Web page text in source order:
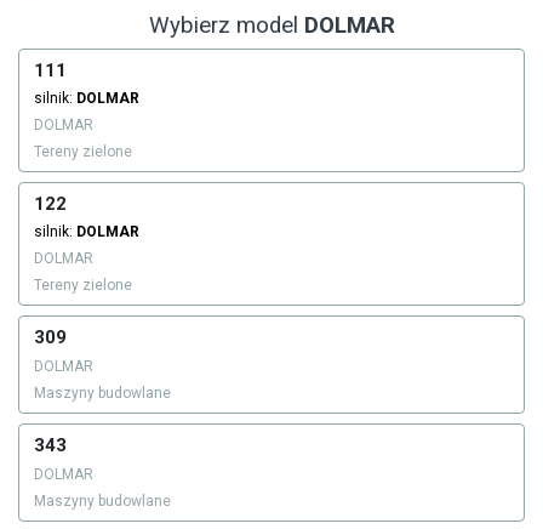
Wybierz model DOLMAR
111
silnik: DOLMAR
DOLMAR
Tereny zielone
122
silnik: DOLMAR
DOLMAR
Tereny zielone
309
DOLMAR
Maszyny budowlane
343
DOLMAR
Maszyny budowlane